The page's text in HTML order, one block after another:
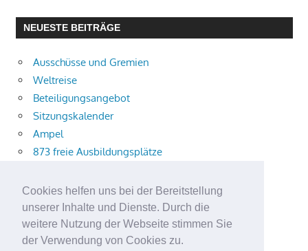
Cookies helfen uns bei der Bereitstellung
unserer Inhalte und Dienste. Durch die
weitere Nutzung der Webseite stimmen Sie
der Verwendung von Cookies zu.
NEUESTE BEITRÄGE
Ausschüsse und Gremien
Weltreise
Beteiligungsangebot
Sitzungskalender
Ampel
873 freie Ausbildungsplätze
Aktuelle Verkehrsmeldungen
Terracliff
Wärmeplanung
Demokratie-Tag 2026